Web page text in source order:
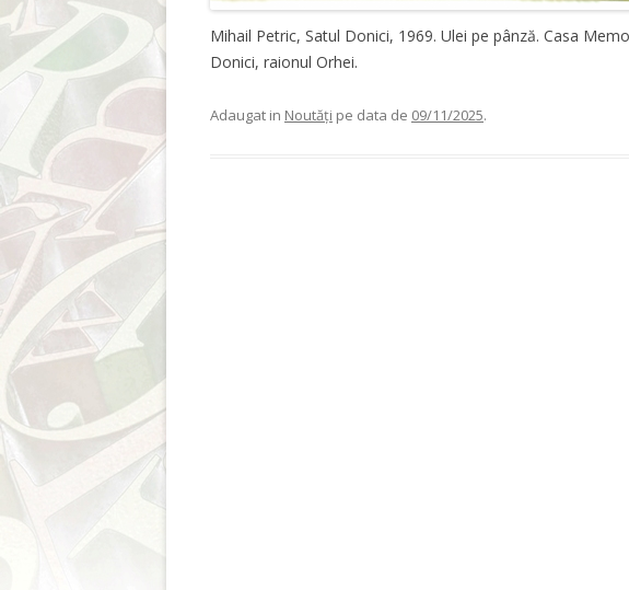
Mihail Petric, Satul Donici, 1969. Ulei pe pânză. Casa
Donici, raionul Orhei.
Adaugat in Noutăți pe data de 09/11/2025.